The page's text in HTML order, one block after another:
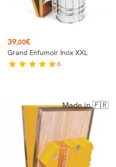
Prix
39,00€
Grand Enfumoir Inox XXL
star star star star star6
Made in 🇫🇷